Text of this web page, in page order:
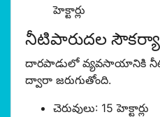
హెక్టార్లు
నీటిపారుదల
దారపాడులో వ్యవసాయానికి నీటి
ద్వారా జరుగుతోంది.
చెరువులు: 15 హెక్టార్లు